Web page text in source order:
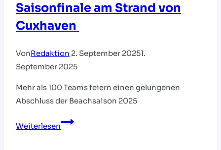
Finalturnier
Saisonfinale am Strand von
Cuxhaven
VonRedaktion 2. September 20251.
September 2025
Mehr als 100 Teams feiern einen gelungenen
Abschluss der Beachsaison 2025
Weiterlesen
Saisonfinale